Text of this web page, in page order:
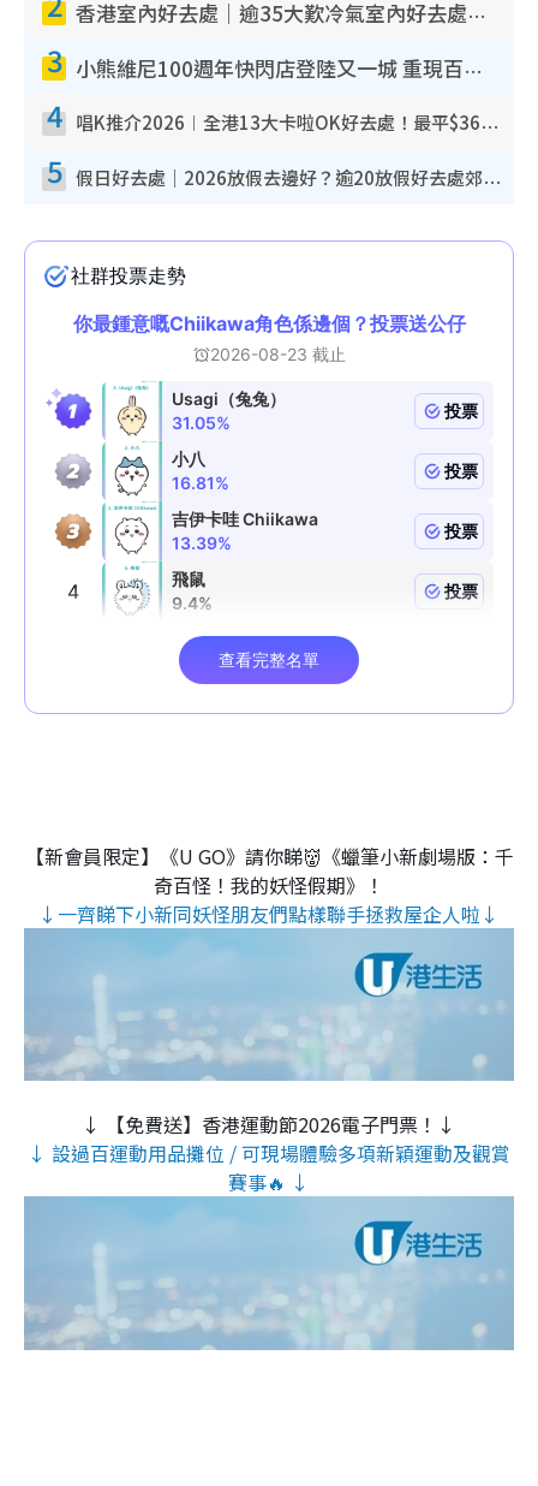
香港室內好去處｜逾35大歎冷氣室內好去處推介 室內活動免費避雨無懼落雨
3 小熊維尼100週年快閃店登陸又一城 重現百畝森林經典場景／獨家限定盲盒登場／專屬DIY香水
4 唱K推介2026︱全港13大卡啦OK好去處！最平$36起 日文K都有！(附地址+收費詳情)
5 假日好去處｜2026放假去邊好？逾20放假好去處郊外/秘景 休閒半日或一日遊
【新會員限定】《U GO》請你睇👹《蠟筆小新劇場版：千
奇百怪！我的妖怪假期》！
↓一齊睇下小新同妖怪朋友們點樣聯手拯救屋企人啦↓
↓ 【免費送】香港運動節2026電子門票！↓
↓ 設過百運動用品攤位 / 可現場體驗多項新穎運動及觀賞
賽事🔥 ↓